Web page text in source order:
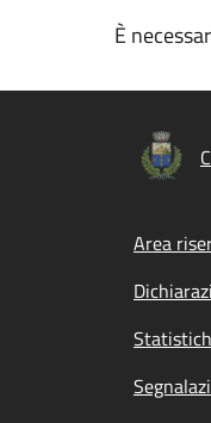
È
Area